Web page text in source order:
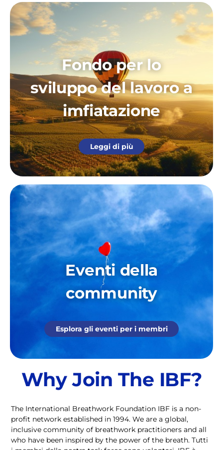
Fondo per lo
sviluppo del lavoro a
imfiatazione
Leggi di più
Eventi della
community
Esplora gli eventi per i membri
Why Join The IBF?
The International Breathwork Foundation IBF is a non-
profit network established in 1994. We are a global,
inclusive community of breathwork practitioners and all
who have been inspired by the power of the breath. Tutti